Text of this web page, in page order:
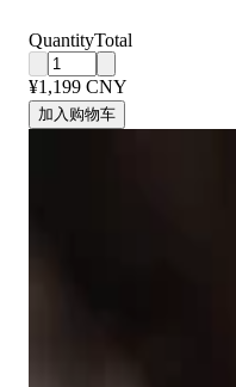
QuantityTotal
¥1,199 CNY
加入购物车